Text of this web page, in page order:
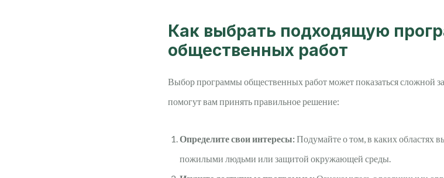
Как выбрать подходящую
общественных работ
Выбор программы общественных работ может показаться сложной
помогут вам принять правильное решение:
Определите свои интересы:Подумайте о том, в каких областях
пожилыми людьми или защитой окружающей среды.